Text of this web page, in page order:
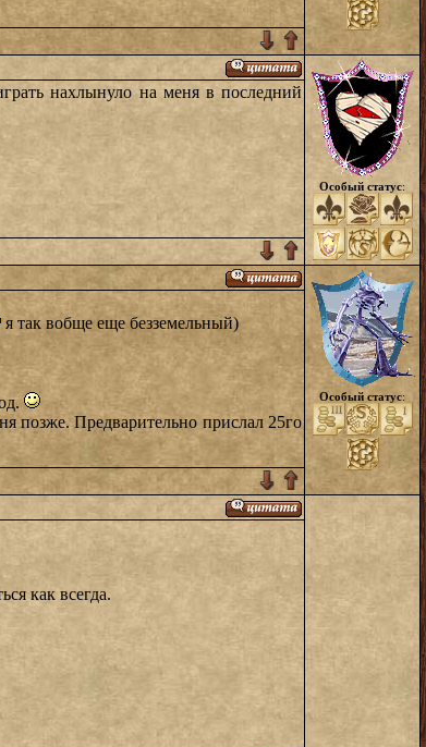
нахлынуло на меня в последний
Особый статус:
я так вобще еще безземельный)
позже. Предварительно прислал 25го
Особый статус:
как всегда.